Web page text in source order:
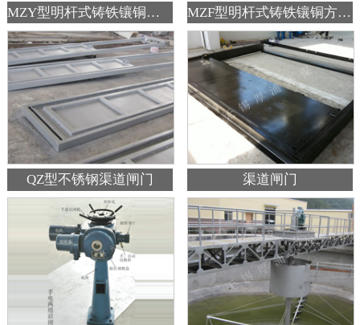
MZY型明杆式铸铁镶铜圆闸门 MZF型明杆式铸铁镶铜方闸门
QZ型不锈钢渠道闸门 渠道闸门